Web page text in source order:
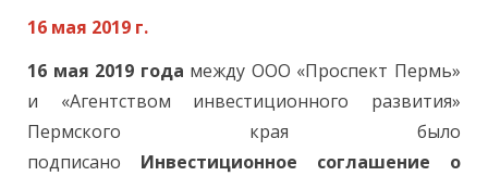
16 мая 2019 г.
16 мая 2019 года между ООО «Проспект Пермь»
и «Агентством инвестиционного развития»
Пермского края было
подписано Инвестиционное соглашение о